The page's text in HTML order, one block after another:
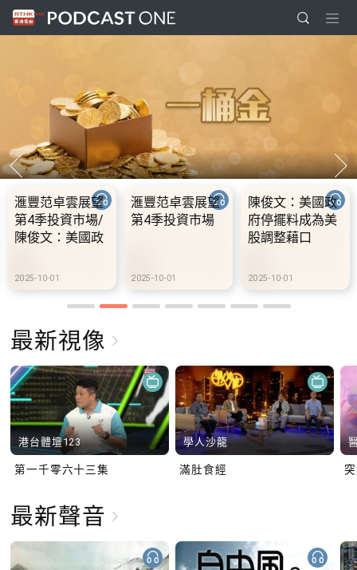
滙豐范卓雲展望
第4季投資市場/
陳俊文：美國政
股調整藉口
2025-10-01
滙豐范卓雲展望
第4季投資市場
2025-10-01
陳俊文：美國政
府停擺料成為美
股調整藉口
2025-10-01
最新視像
港台體壇123
第一千零六十三集
學人沙龍
滿肚食經
最新聲音